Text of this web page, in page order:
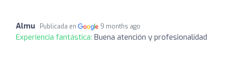
Almu Publicada en 9 months ago
Experiencia fantástica: Buena atención y profesionalidad